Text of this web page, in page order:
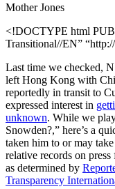
Mother Jones
<!DOCTYPE html
Transitional//EN”
Last time we checked,
left Hong Kong with
reportedly in transit to
expressed interest in
unknown. While we
Snowden?,” here’s a
taken him to or may
relative records on
as determined by
Transparency